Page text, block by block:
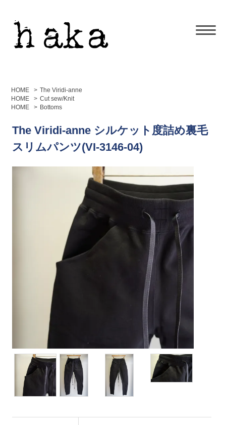
HOME > The Viridi-anne
HOME
> Cut sew/Knit
HOME
> Bottoms
The Viridi-anne シルケット度詰め裏毛
スリムパンツ(VI-3146-04)